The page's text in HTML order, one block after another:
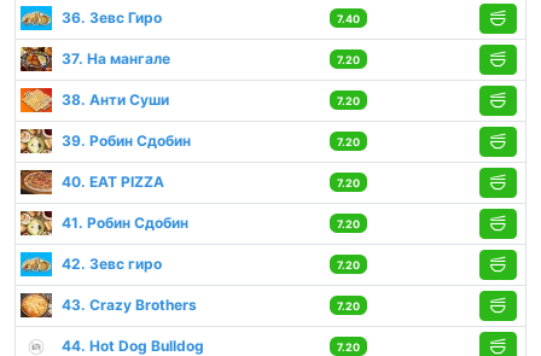
36. Зевс Гиро 7.40
37. На мангале 7.20
38. Анти Суши 7.20
39. Робин Сдобин 7.20
40. EAT PIZZA 7.20
41. Робин Сдобин 7.20
42. Зевс гиро 7.20
43. Crazy Brothers 7.20
44. Hot Dog Bulldog 7.20